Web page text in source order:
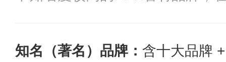
技术实力支撑，目前营销网络已
知名（著名）品牌： 含十大品牌